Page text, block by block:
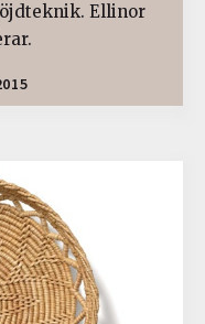
Ellinor